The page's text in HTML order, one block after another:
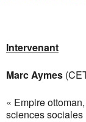
Intervenant
Marc Aymes
« Empire
sciences sociales